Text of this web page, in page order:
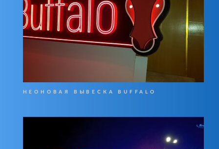
НЕОНОВАЯ ВЫВЕСКА BUFFALO